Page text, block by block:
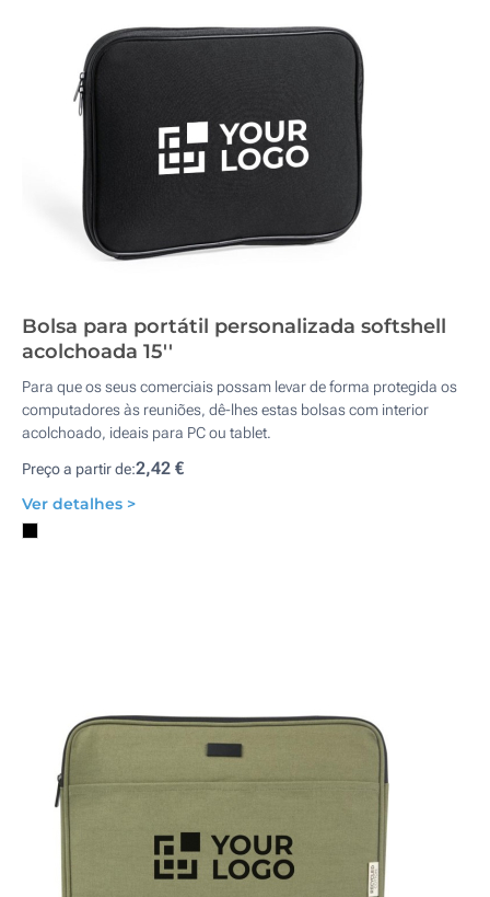
Bolsa para portátil personalizada softshell
acolchoada 15''
Para que os seus comerciais possam levar de forma protegida os
computadores às reuniões, dê-lhes estas bolsas com interior
acolchoado, ideais para PC ou tablet.
Preço a partir de:2,42 €
Ver detalhes >